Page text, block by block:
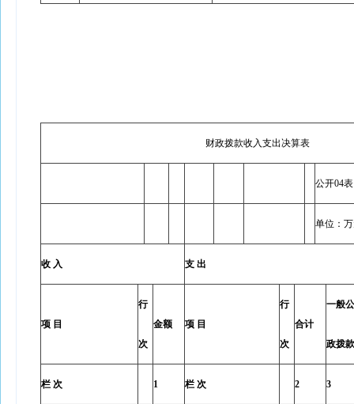
财政拨款收入支出决算表
公开04表
单位：
收 入 支 出
项 目
行
次
金额 项 目
行
次
合计
一般
政拨款
栏 次 1 栏 次 2 3